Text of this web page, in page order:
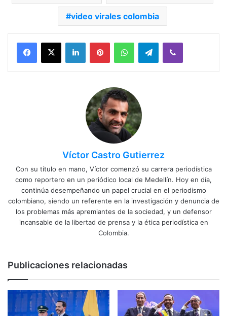
video virales colombia
Facebook
X LinkedInPinterestWhatsAppTelegramViber
Víctor Castro Gutierrez
Con su título en mano, Víctor comenzó su carrera periodística
como reportero en un periódico local de Medellín. Hoy en día,
continúa desempeñando un papel crucial en el periodismo
colombiano, siendo un referente en la investigación y denuncia de
los problemas más apremiantes de la sociedad, y un defensor
incansable de la libertad de prensa y la ética periodística en
Colombia.
Publicaciones relacionadas